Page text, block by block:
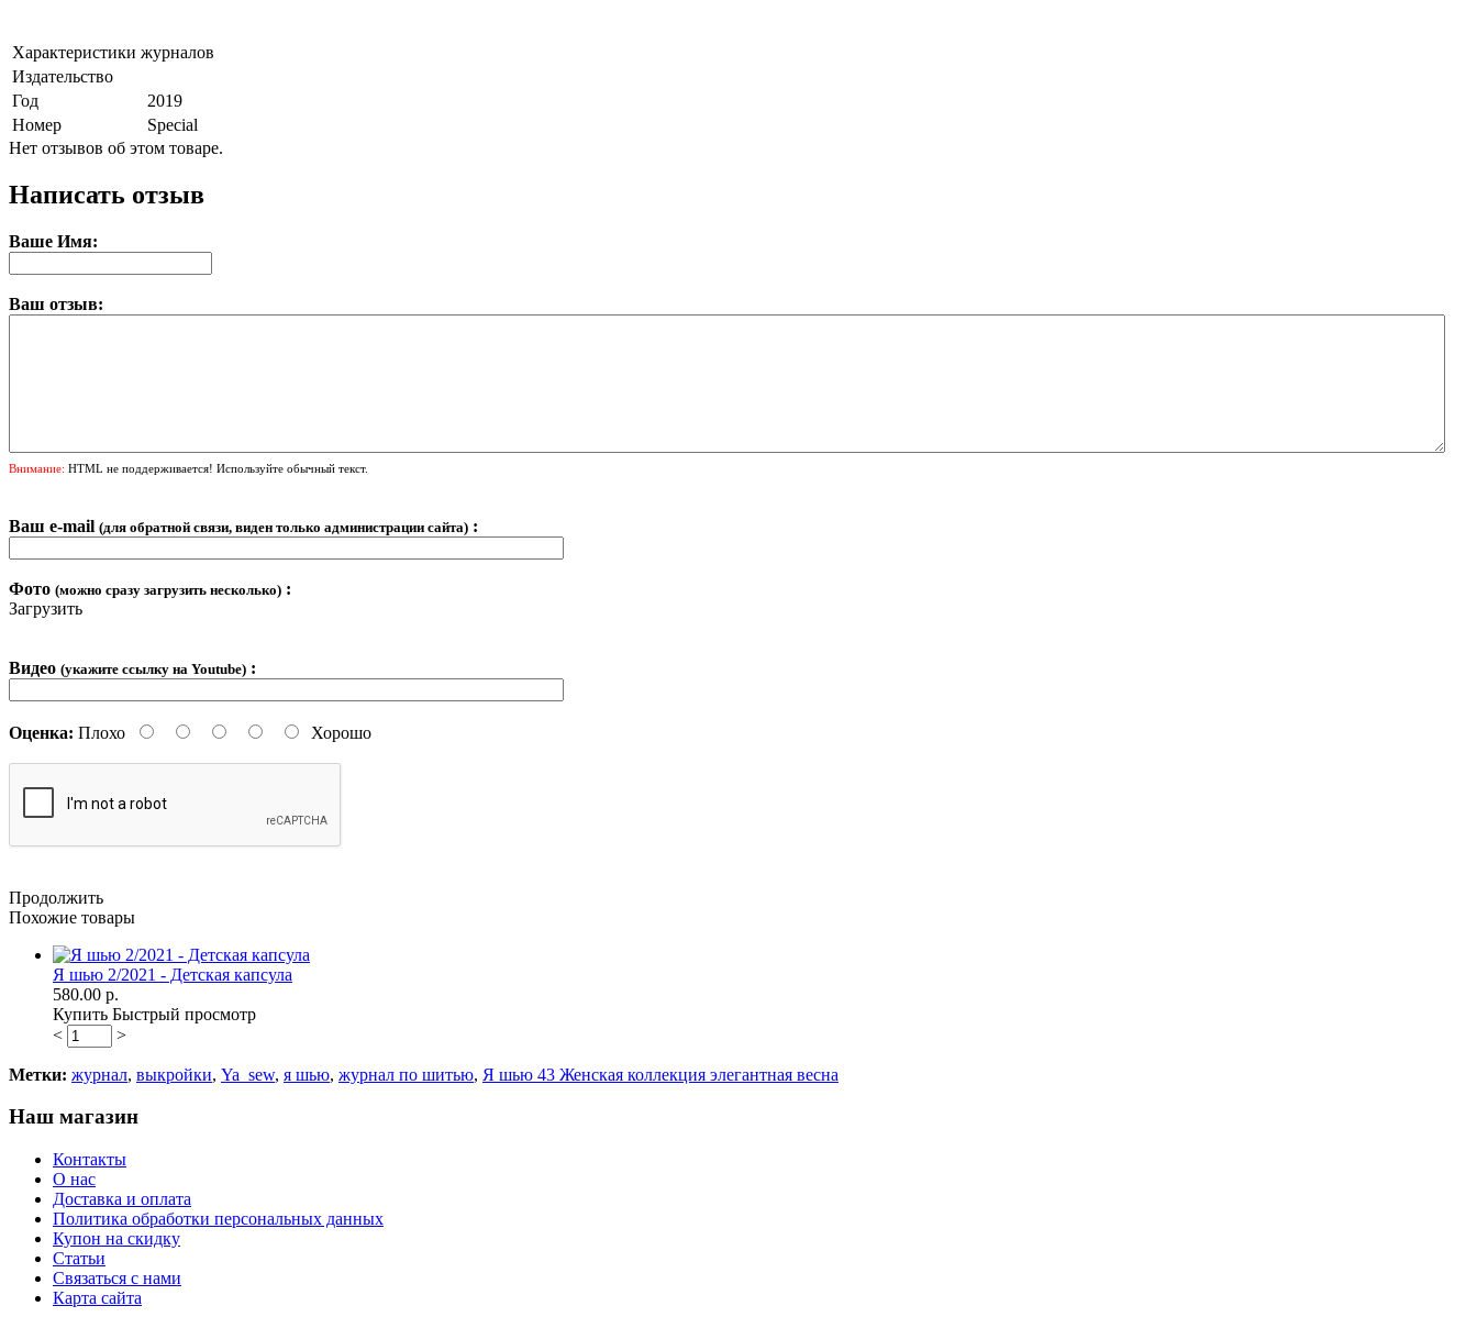
Характеристики журналов
Издательство
Год
2019
Номер
Special
Нет отзывов об этом товаре.
Написать отзыв
Ваше Имя:
Ваш отзыв:
Внимание: HTML не поддерживается! Используйте обычный текст.
Ваш e-mail (для обратной связи, виден только администрации сайта) :
Фото (можно сразу загрузить несколько) :
Загрузить
Видео (укажите ссылку на Youtube) :
Оценка: Плохо Хорошо
Продолжить
Похожие товары
Я шью 2/2021 - Детская капсула
580.00 р.
Купить Быстрый просмотр
<
>
Метки: журнал, выкройки, Ya_sew, я шью, журнал по шитью, Я шью 43 Женская коллекция элегантная весна
Наш магазин
Контакты
О нас
Доставка и оплата
Политика обработки персональных данных
Купон на скидку
Статьи
Связаться с нами
Карта сайта